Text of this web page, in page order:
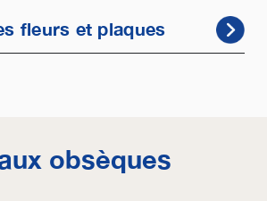
fleurs et plaques
obsèques